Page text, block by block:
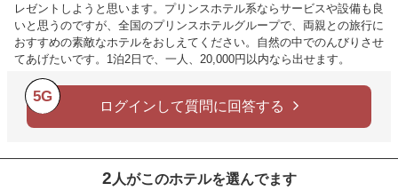
レゼントしようと思います。プリンスホテル系ならサービスや設備も良
いと思うのですが、全国のプリンスホテルグループで、両親との旅行に
おすすめの素敵なホテルをおしえてください。自然の中でのんびりさせ
てあげたいです。1泊2日で、一人、20,000円以内なら出せます。
5G
ログインして質問に回答する
2 人がこのホテルを選んでます